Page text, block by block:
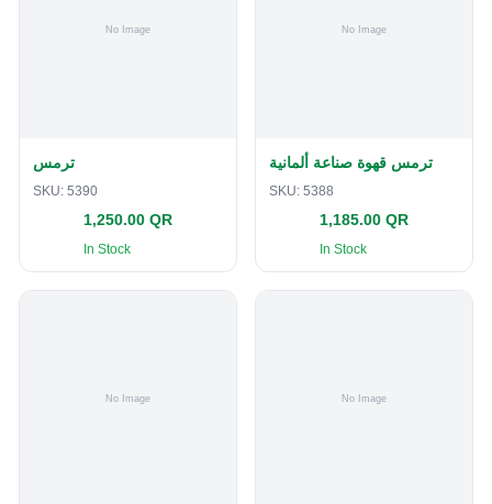
ترمس
SKU: 5390
1,250.00 QR
In Stock
ترمس قهوة صناعة ألمانية
SKU: 5388
1,185.00 QR
In Stock